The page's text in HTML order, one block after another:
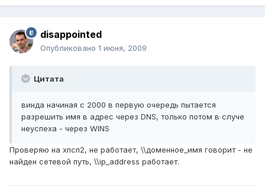
disappointed
Опубликовано 1 июня, 2009
Цитата
винда начиная с 2000 в первую очередь пытается
разрешить имя в адрес через DNS, только потом в случе
неуспеха - через WINS
Проверяю на хпсп2, не работает, \\доменное_имя говорит - не
найден сетевой путь, \\ip_address работает.